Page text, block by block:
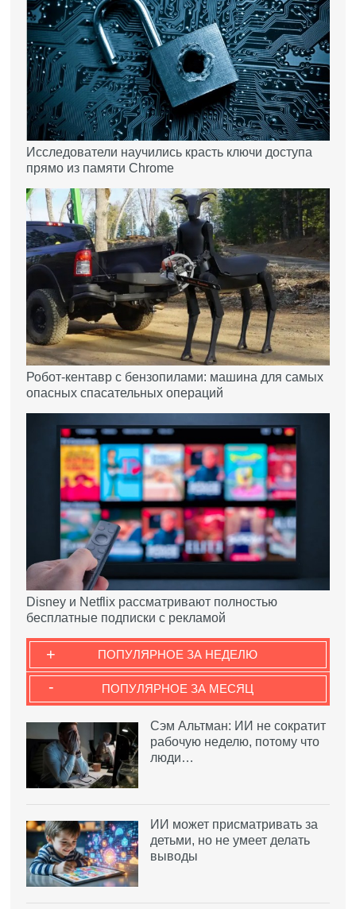
Исследователи научились красть ключи доступа
прямо из памяти Chrome
Робот-кентавр с бензопилами: машина для самых
опасных спасательных операций
Disney и Netflix рассматривают полностью
бесплатные подписки с рекламой
ПОПУЛЯРНОЕ ЗА НЕДЕЛЮ
+
ПОПУЛЯРНОЕ ЗА МЕСЯЦ
-
Сэм Альтман: ИИ не сократит
рабочую неделю, потому что
люди…
ИИ может присматривать за
детьми, но не умеет делать
выводы